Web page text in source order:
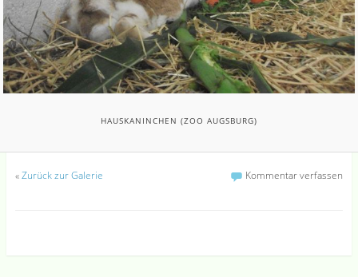
HAUSKANINCHEN (ZOO AUGSBURG)
«Zurück zur Galerie Kommentar verfassen